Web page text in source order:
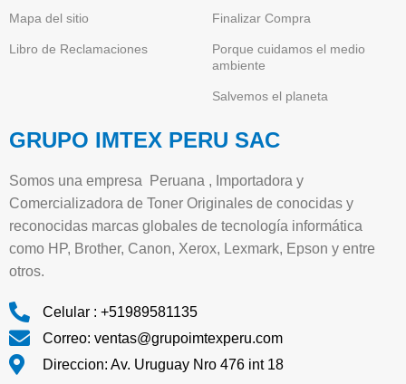
Mapa del sitio
Libro de Reclamaciones
Finalizar Compra
Porque cuidamos el medio
ambiente
Salvemos el planeta
GRUPO IMTEX PERU SAC
Somos una empresa Peruana , Importadora y
Comercializadora de Toner Originales de conocidas y
reconocidas marcas globales de tecnología informática
como HP, Brother, Canon, Xerox, Lexmark, Epson y entre
otros.
Celular : +51989581135
Correo: ventas@grupoimtexperu.com
Direccion: Av. Uruguay Nro 476 int 18